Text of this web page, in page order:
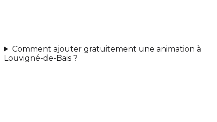
Comment ajouter gratuitement une animation à
Louvigné-de-Bais ?